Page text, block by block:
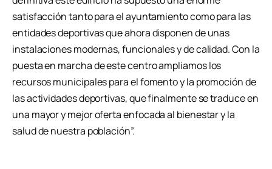
satisfacción tanto para el ayuntamiento como para las
entidades deportivas que ahora disponen de unas
instalaciones modernas, funcionales y de calidad. Con la
puesta en marcha de este centro ampliamos los
recursos municipales para el fomento y la promoción de
las actividades deportivas, que finalmente se traduce en
una mayor y mejor oferta enfocada al bienestar y la
salud de nuestra población”.